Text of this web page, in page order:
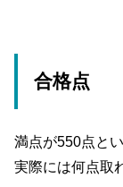
合格点
満点が550点と
実際には何点取